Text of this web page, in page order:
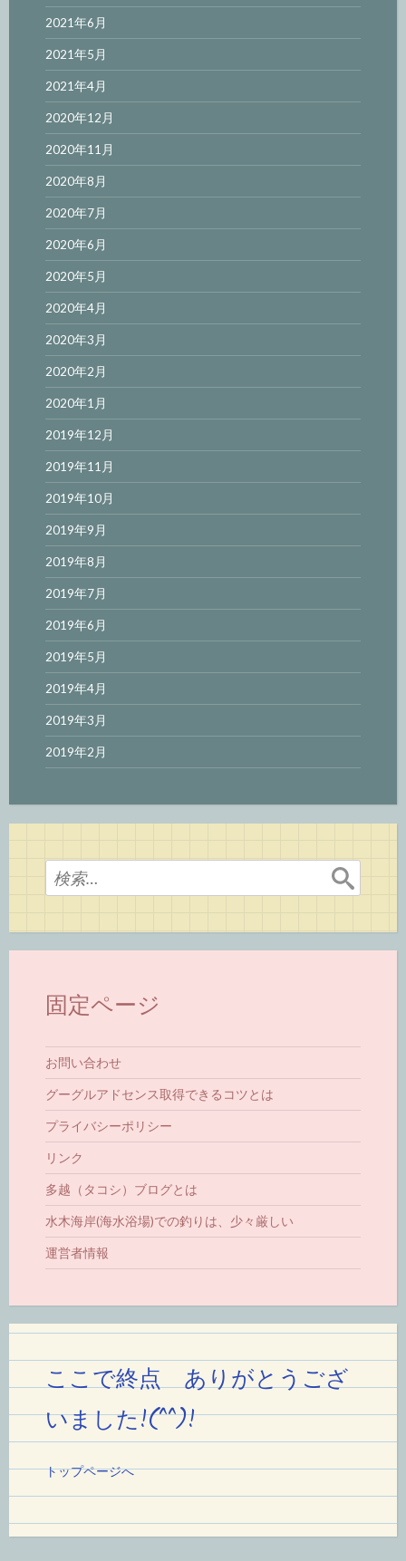
2021年6月
2021年5月
2021年4月
2020年12月
2020年11月
2020年8月
2020年7月
2020年6月
2020年5月
2020年4月
2020年3月
2020年2月
2020年1月
2019年12月
2019年11月
2019年10月
2019年9月
2019年8月
2019年7月
2019年6月
2019年5月
2019年4月
2019年3月
2019年2月
索:
固定ページ
お問い合わせ
グーグルアドセンス取得できるコツとは
プライバシーポリシー
リンク
多越（タコシ）ブログとは
水木海岸(海水浴場)での釣りは、少々厳しい
運営者情報
ここで終点 ありがとうござ
いました!(^^)!
トップページへ